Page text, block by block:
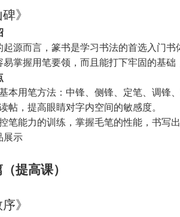
》
起源而言，篆书是学习书法的首选入门
易掌握用笔要领，而且能打下牢固的基
本用笔方法：中锋、侧锋、定笔、调锋、
帖，提高眼睛对字内空间的敏感度。
笔能力的训练，掌握毛笔的性能，书写
展示
（提高课）
》